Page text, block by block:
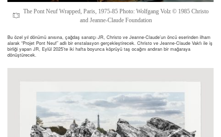
The Pont Neuf Wrapped, Paris, 1975-85 Photo: Wolfgang Volz © 1985 Christo
and Jeanne-Claude Foundation
Bu özel yıl dönümü anısına, çağdaş sanatçı JR, Christo ve Jeanne-Claude’un öncü eserinden ilham
alarak “Projet Pont Neuf” adlı bir enstalasyon gerçekleştirecek. Christo ve Jeanne-Claude Vakfı ile iş
birliği yapan JR, Eylül 2025’te iki hafta boyunca köprüyü taş ocağını andıran bir mağaraya
dönüştürecek.